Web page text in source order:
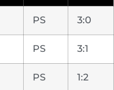
PS 3:0
PS 3:1
PS 1:2